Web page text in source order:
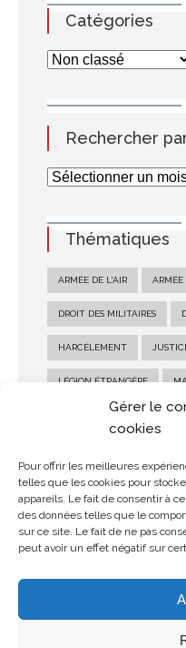
Gérer le
cookies
Pour offrir les meilleures
telles que les cookies pour
appareils. Le fait de consentir à
des données telles que le
sur ce site. Le fait de ne pas
peut avoir un effet négatif sur
Catégories
Rechercher
Thématiques
ARMÉE DE L'AIR ARMÉE
DROIT DES MILITAIRES
HARCÈLEMENT
LÉGION ÉTRANGÈRE
RÉFORME MILITAIRE
SANCTION MILITAIRE
STATUT MILITAIRE